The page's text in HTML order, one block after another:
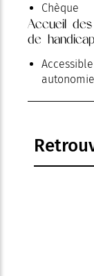
Chèque
Accueil
de
autonomie